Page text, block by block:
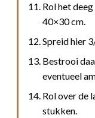
Rol het
40×30 cm.
Spreid hier
Bestrooi
eventueel
Rol over de
stukken.